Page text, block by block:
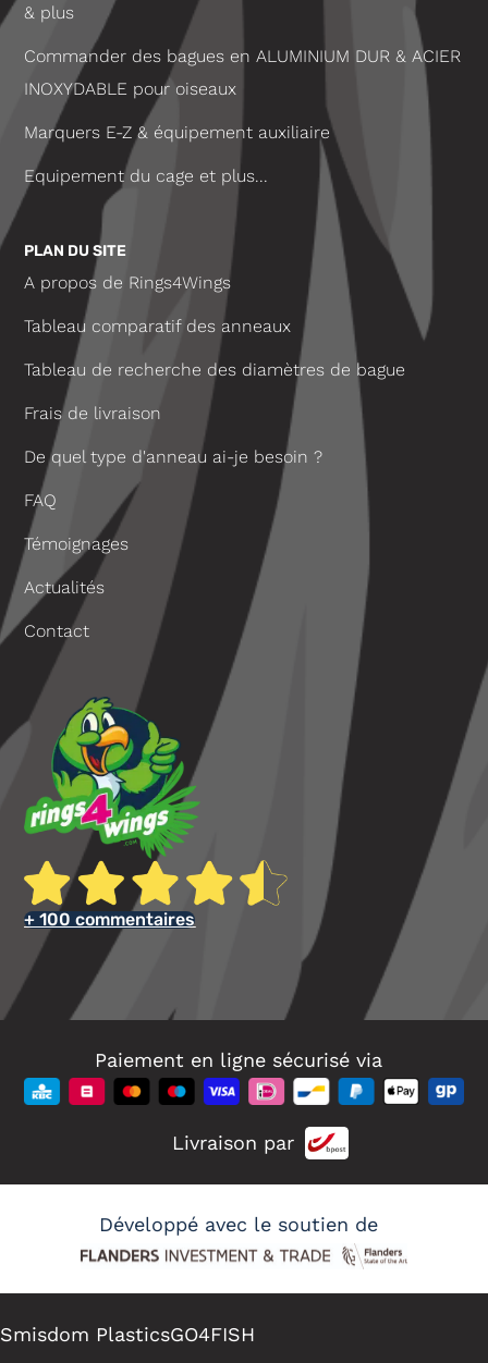
+ 100 commentaires
& plus
Commander des bagues en ALUMINIUM DUR & ACIER
INOXYDABLE pour oiseaux
Marquers E-Z & équipement auxiliaire
Equipement du cage et plus...
PLAN DU SITE
A propos de Rings4Wings
Tableau comparatif des anneaux
Tableau de recherche des diamètres de bague
Frais de livraison
De quel type d'anneau ai-je besoin ?
FAQ
Témoignages
Actualités
Contact
Paiement en ligne sécurisé via
Livraison par
Développé avec le soutien de
Smisdom PlasticsGO4FISH